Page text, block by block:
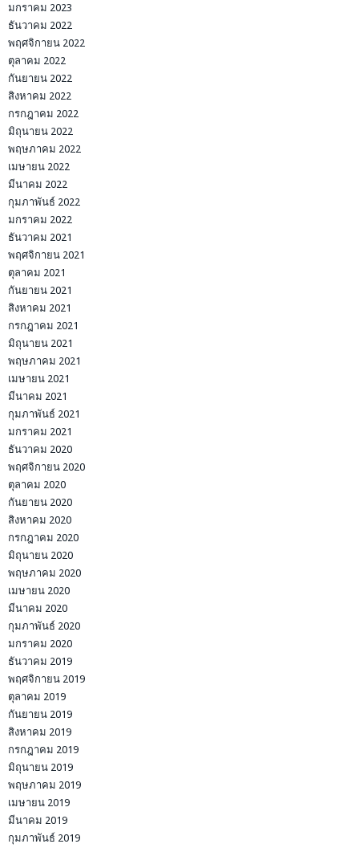
มกราคม 2023
ธันวาคม 2022
พฤศจิกายน 2022
ตุลาคม 2022
กันยายน 2022
สิงหาคม 2022
กรกฎาคม 2022
มิถุนายน 2022
พฤษภาคม 2022
เมษายน 2022
มีนาคม 2022
กุมภาพันธ์ 2022
มกราคม 2022
ธันวาคม 2021
พฤศจิกายน 2021
ตุลาคม 2021
กันยายน 2021
สิงหาคม 2021
กรกฎาคม 2021
มิถุนายน 2021
พฤษภาคม 2021
เมษายน 2021
มีนาคม 2021
กุมภาพันธ์ 2021
มกราคม 2021
ธันวาคม 2020
พฤศจิกายน 2020
ตุลาคม 2020
กันยายน 2020
สิงหาคม 2020
กรกฎาคม 2020
มิถุนายน 2020
พฤษภาคม 2020
เมษายน 2020
มีนาคม 2020
กุมภาพันธ์ 2020
มกราคม 2020
ธันวาคม 2019
พฤศจิกายน 2019
ตุลาคม 2019
กันยายน 2019
สิงหาคม 2019
กรกฎาคม 2019
มิถุนายน 2019
พฤษภาคม 2019
เมษายน 2019
มีนาคม 2019
กุมภาพันธ์ 2019